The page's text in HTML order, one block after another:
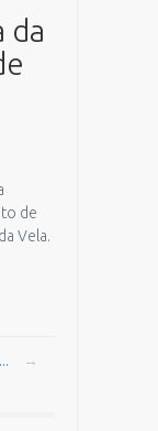
da
de
Vela.
→